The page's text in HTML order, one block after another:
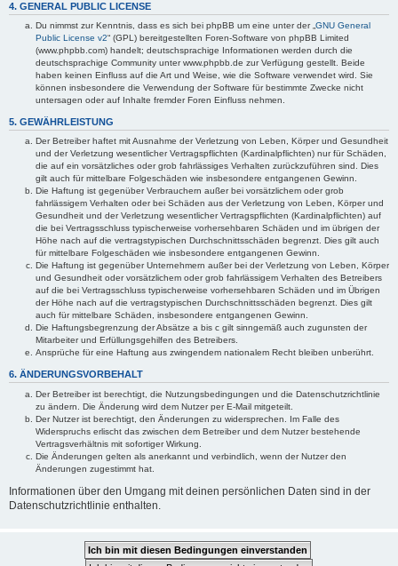
4. GENERAL PUBLIC LICENSE
Du nimmst zur Kenntnis, dass es sich bei phpBB um eine unter der „ GNU General
Public License v2“ (GPL) bereitgestellten Foren-Software von phpBB Limited
(www.phpbb.com) handelt; deutschsprachige Informationen werden durch die
deutschsprachige Community unter www.phpbb.de zur Verfügung gestellt. Beide
haben keinen Einfluss auf die Art und Weise, wie die Software verwendet wird. Sie
können insbesondere die Verwendung der Software für bestimmte Zwecke nicht
untersagen oder auf Inhalte fremder Foren Einfluss nehmen.
5. GEWÄHRLEISTUNG
Der Betreiber haftet mit Ausnahme der Verletzung von Leben, Körper und Gesundheit
und der Verletzung wesentlicher Vertragspflichten (Kardinalpflichten) nur für Schäden,
die auf ein vorsätzliches oder grob fahrlässiges Verhalten zurückzuführen sind. Dies
gilt auch für mittelbare Folgeschäden wie insbesondere entgangenen Gewinn.
Die Haftung ist gegenüber Verbrauchern außer bei vorsätzlichem oder grob
fahrlässigem Verhalten oder bei Schäden aus der Verletzung von Leben, Körper und
Gesundheit und der Verletzung wesentlicher Vertragspflichten (Kardinalpflichten) auf
die bei Vertragsschluss typischerweise vorhersehbaren Schäden und im übrigen der
Höhe nach auf die vertragstypischen Durchschnittsschäden begrenzt. Dies gilt auch
für mittelbare Folgeschäden wie insbesondere entgangenen Gewinn.
Die Haftung ist gegenüber Unternehmern außer bei der Verletzung von Leben, Körper
und Gesundheit oder vorsätzlichem oder grob fahrlässigem Verhalten des Betreibers
auf die bei Vertragsschluss typischerweise vorhersehbaren Schäden und im Übrigen
der Höhe nach auf die vertragstypischen Durchschnittsschäden begrenzt. Dies gilt
auch für mittelbare Schäden, insbesondere entgangenen Gewinn.
Die Haftungsbegrenzung der Absätze a bis c gilt sinngemäß auch zugunsten der
Mitarbeiter und Erfüllungsgehilfen des Betreibers.
Ansprüche für eine Haftung aus zwingendem nationalem Recht bleiben unberührt.
6. ÄNDERUNGSVORBEHALT
Der Betreiber ist berechtigt, die Nutzungsbedingungen und die Datenschutzrichtlinie
zu ändern. Die Änderung wird dem Nutzer per E-Mail mitgeteilt.
Der Nutzer ist berechtigt, den Änderungen zu widersprechen. Im Falle des
Widerspruchs erlischt das zwischen dem Betreiber und dem Nutzer bestehende
Vertragsverhältnis mit sofortiger Wirkung.
Die Änderungen gelten als anerkannt und verbindlich, wenn der Nutzer den
Änderungen zugestimmt hat.
Informationen über den Umgang mit deinen persönlichen Daten sind in der
Datenschutzrichtlinie enthalten.